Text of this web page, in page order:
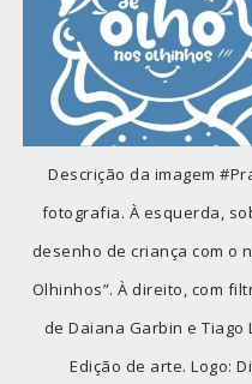
Descrição da imagem
fotografia. À esquerda,
desenho de criança com o
Olhinhos”. À direito, com
de Daiana Garbin e Tiago
Edição de arte. Logo: